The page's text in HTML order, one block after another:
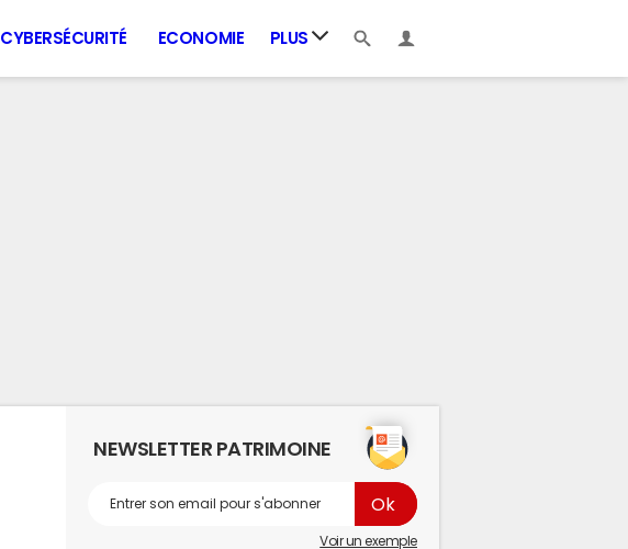
CYBERSÉCURITÉ ECONOMIE PLUS
NEWSLETTER PATRIMOINE
Voir un exemple